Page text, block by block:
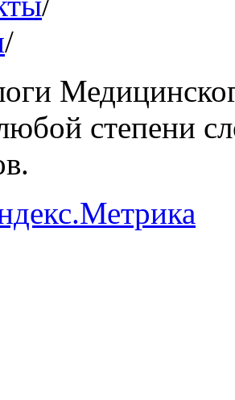
/
степени